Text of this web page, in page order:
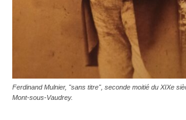
Ferdinand Mulnier, "sans titre", seconde moitié du XIXe
Mont-sous-Vaudrey.